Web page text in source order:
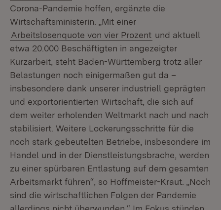
Corona-Pandemie hoffen, ergänzte die
Wirtschaftsministerin. „Mit einer
Arbeitslosenquote von vier Prozent und aktuell
etwa 20.000 Beschäftigten in angezeigter
Kurzarbeit, steht Baden-Württemberg trotz aller
Belastungen noch einigermaßen gut da –
insbesondere dank unserer industriell geprägten
und exportorientierten Wirtschaft, die sich auf
dem weiter erholenden Weltmarkt nach und nach
stabilisiert. Weitere Lockerungsschritte für die
noch stark gebeutelten Betriebe, insbesondere im
Handel und in der Dienstleistungsbrache, werden
zu einer spürbaren Entlastung auf dem gesamten
Arbeitsmarkt führen“, so Hoffmeister-Kraut. „Noch
sind die wirtschaftlichen Folgen der Pandemie